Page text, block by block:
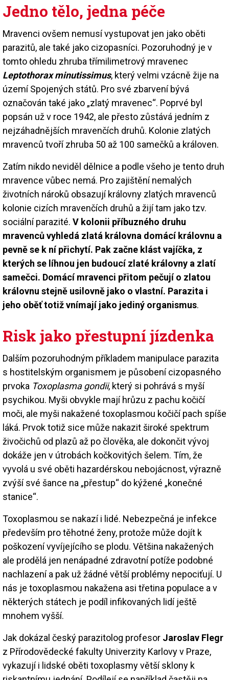
Jedno tělo, jedna péče
Mravenci ovšem nemusí vystupovat jen jako oběti
parazitů, ale také jako cizopasníci. Pozoruhodný je v
tomto ohledu zhruba třímilimetrový mravenec
Leptothorax minutissimus, který velmi vzácně žije na
území Spojených států. Pro své zbarvení bývá
označován také jako „zlatý mravenec“. Poprvé byl
popsán už v roce 1942, ale přesto zůstává jedním z
nejzáhadnějších mravenčích druhů. Kolonie zlatých
mravenců tvoří zhruba 50 až 100 samečků a královen.
Zatím nikdo neviděl dělnice a podle všeho je tento druh
mravence vůbec nemá. Pro zajištění nemalých
životních nároků obsazují královny zlatých mravenců
kolonie cizích mravenčích druhů a žijí tam jako tzv.
sociální parazité. V kolonii příbuzného druhu
mravenců vyhledá zlatá královna domácí královnu a
pevně se k ní přichytí. Pak začne klást vajíčka, z
kterých se líhnou jen budoucí zlaté královny a zlatí
samečci. Domácí mravenci přitom pečují o zlatou
královnu stejně usilovně jako o vlastní. Parazita i
jeho oběť totiž vnímají jako jediný organismus.
Risk jako přestupní jízdenka
Dalším pozoruhodným příkladem manipulace parazita
s hostitelským organismem je působení cizopasného
prvoka Toxoplasma gondii, který si pohrává s myší
psychikou. Myši obvykle mají hrůzu z pachu kočičí
moči, ale myši nakažené toxoplasmou kočičí pach spíše
láká. Prvok totiž sice může nakazit široké spektrum
živočichů od plazů až po člověka, ale dokončit vývoj
dokáže jen v útrobách kočkovitých šelem. Tím, že
vyvolá u své oběti hazardérskou nebojácnost, výrazně
zvýší své šance na „přestup“ do kýžené „konečné
stanice“.
Toxoplasmou se nakazí i lidé. Nebezpečná je infekce
především pro těhotné ženy, protože může dojít k
poškození vyvíjejícího se plodu. Většina nakažených
ale prodělá jen nenápadné zdravotní potíže podobné
nachlazení a pak už žádné větší problémy nepociťují. U
nás je toxoplasmou nakažena asi třetina populace a v
některých státech je podíl infikovaných lidí ještě
mnohem vyšší.
Jak dokázal český parazitolog profesor Jaroslav Flegr
z Přírodovědecké fakulty Univerzity Karlovy v Praze,
vykazují i lidské oběti toxoplasmy větší sklony k